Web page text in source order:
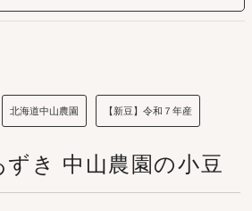
北海道中山農園 【新豆】令和７年産
ずき 中山農園の小豆